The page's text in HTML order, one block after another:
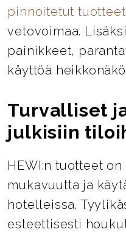
pinnoitetut tuotteet
vetovoimaa.
painikkeet,
käyttöä
Turvalliset
julkisiin
HEWI:n tuotteet
mukavuutta ja
hotelleissa.
esteettisesti